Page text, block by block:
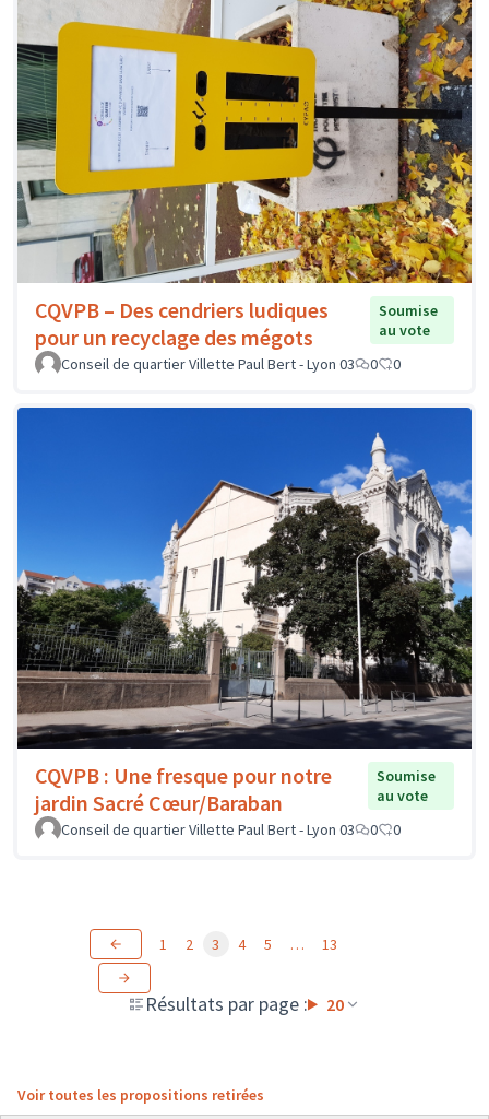
CQVPB – Des cendriers ludiques
pour un recyclage des mégots
Soumise
au vote
Conseil de quartier Villette Paul Bert - Lyon 03
0 0
CQVPB : Une fresque pour notre
jardin Sacré Cœur/Baraban
Soumise
au vote
Conseil de quartier Villette Paul Bert - Lyon 03
0 0
Résultats par page : 20
1 2 3 4 5 … 13
Voir toutes les propositions retirées